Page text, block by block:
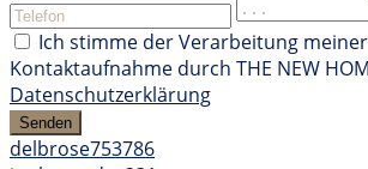
Ich stimme der Verarbeitung
Kontaktaufnahme durch THE NEW
Datenschutzerklärung
Senden
delbrose753786